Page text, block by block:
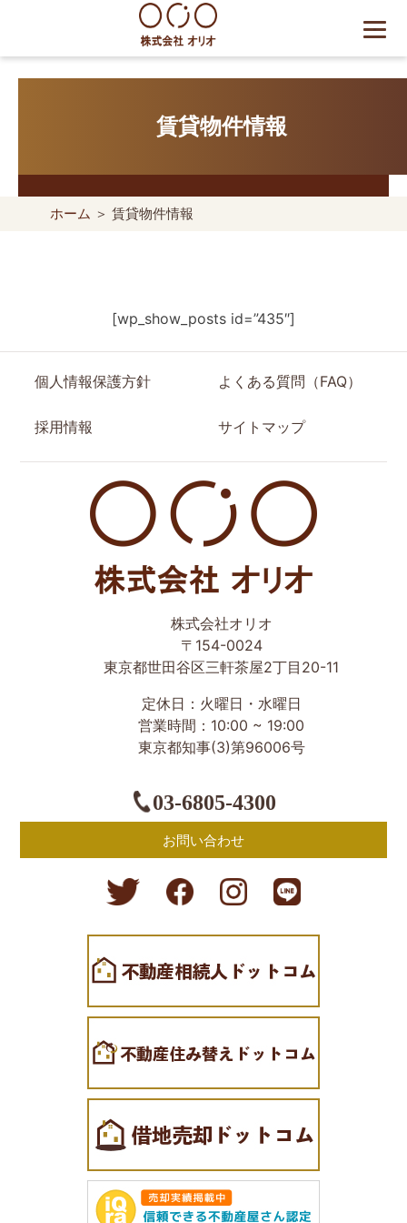
content
世田谷区の相続・空き家・借
却・買取は株式会社Orio
賃貸物件情報
ホーム ＞ 賃貸物件情報
[wp_show_posts id=”435″]
個人情報保護方針
採用情報
よくある質問（FAQ）
サイトマップ
却・買取は株式会社Orio
株式会社オリオ
〒154-0024
東京都世田谷区三軒茶屋2丁目20-11
定休日：火曜日・水曜日
営業時間：10:00 ~ 19:00
東京都知事(3)第96006号
03-6805-4300
お問い合わせ